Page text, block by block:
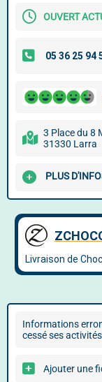
OUVERT
3 Place du 8
31330 Larra
PLUS
Informations
cessé ses
Ajouter une